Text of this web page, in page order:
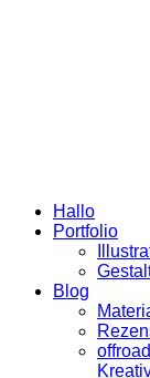
Hallo
Portfolio
Blog